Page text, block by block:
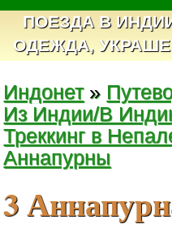
ПОЕЗДА В
ОДЕЖДА,
Индонет»
Из Индии/В
Треккинг в
Аннапурны
3